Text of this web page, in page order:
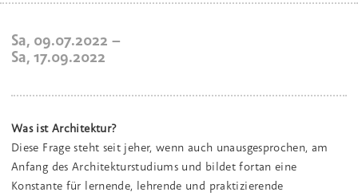
Sa, 09.07.2022 –
Sa, 17.09.2022
Was ist Architektur?
Diese Frage steht seit jeher, wenn auch unausgesprochen, am
Anfang des Architekturstudiums und bildet fortan eine
Konstante für lernende, lehrende und praktizierende